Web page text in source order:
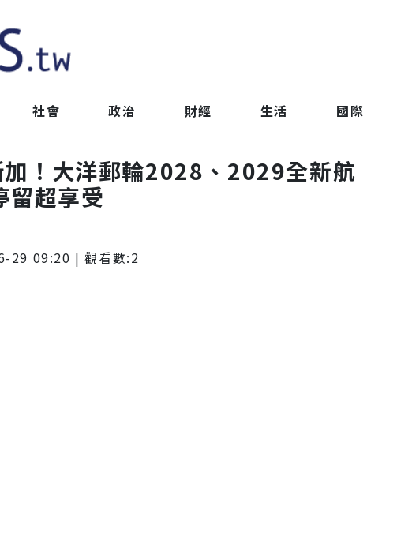
社會 政治 財經 生活 國際
！大洋郵輪2028、2029全新航
超享受
29 09:20 | 觀看數:2